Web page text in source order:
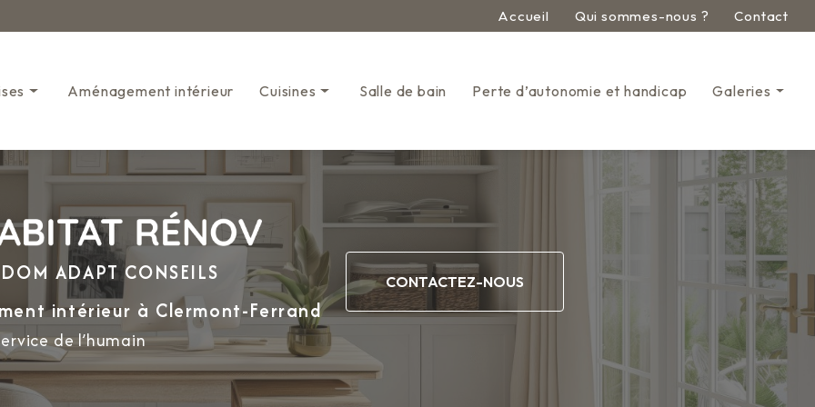
Accueil Qui sommes-nous ? Contact
Aménagement intérieur Cuisines
Cuisines classiques
Salle de bain Perte d’autonomie et handicap Galeries
Aménagement pour
Aménagement intérieur
ADAPT CONSEILS
intérieur à Clermont-Ferrand
de l’humain
CONTACTEZ-NOUS